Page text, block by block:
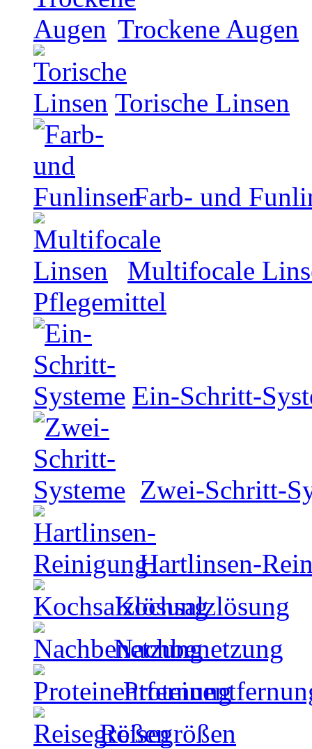
Trockene Augen
Torische Linsen
Farb- und
Multifocale
Pflegemittel
Ein-Schritt-
Zwei-Schritt-
Hartlinsen-
Kochsalzlösung
Nachbenetzung
Reisegrößen